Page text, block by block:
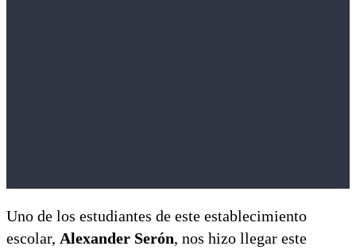
Uno de los estudiantes de este establecimiento
escolar, Alexander Serón, nos hizo llegar este